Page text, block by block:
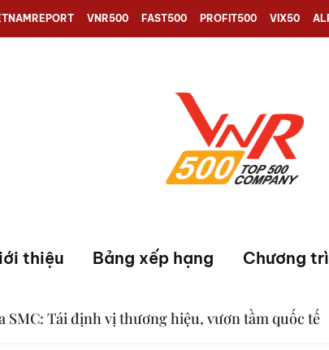
VNR500 FAST500 PROFIT500 VIX50
thiệu Bảng xếp hạng Chương
SMC: Tái định vị thương hiệu, vươn tầm quốc tế